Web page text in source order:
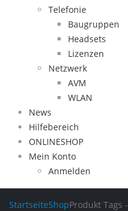
Telefonie
Baugruppen
Headsets
Lizenzen
Netzwerk
AVM
WLAN
News
Hilfebereich
ONLINESHOP
Mein Konto
Anmelden
StartseiteShopProdukt Tags -